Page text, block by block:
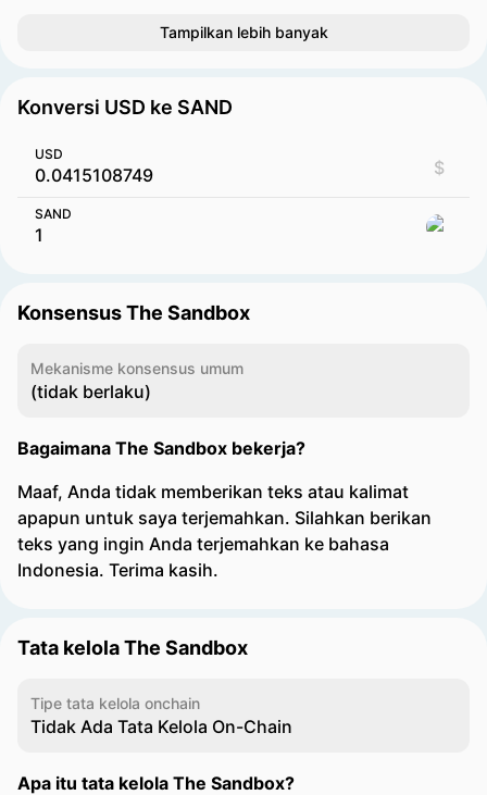
Tampilkan lebih banyak
Konversi USD ke SAND
USD
$
SAND
Konsensus The Sandbox
Mekanisme konsensus umum
(tidak berlaku)
Bagaimana The Sandbox bekerja?
Maaf, Anda tidak memberikan teks atau kalimat
apapun untuk saya terjemahkan. Silahkan berikan
teks yang ingin Anda terjemahkan ke bahasa
Indonesia. Terima kasih.
Tata kelola The Sandbox
Tipe tata kelola onchain
Tidak Ada Tata Kelola On-Chain
Apa itu tata kelola The Sandbox?